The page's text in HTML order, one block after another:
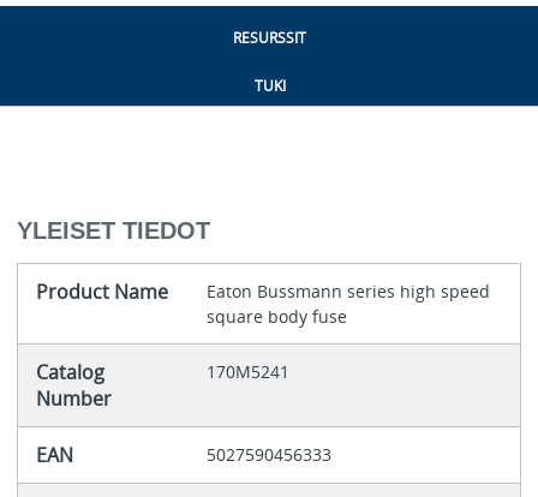
RESURSSIT
TUKI
YLEISET TIEDOT
Product Name
Eaton Bussmann series high speed
square body fuse
Catalog
Number
170M5241
EAN 5027590456333